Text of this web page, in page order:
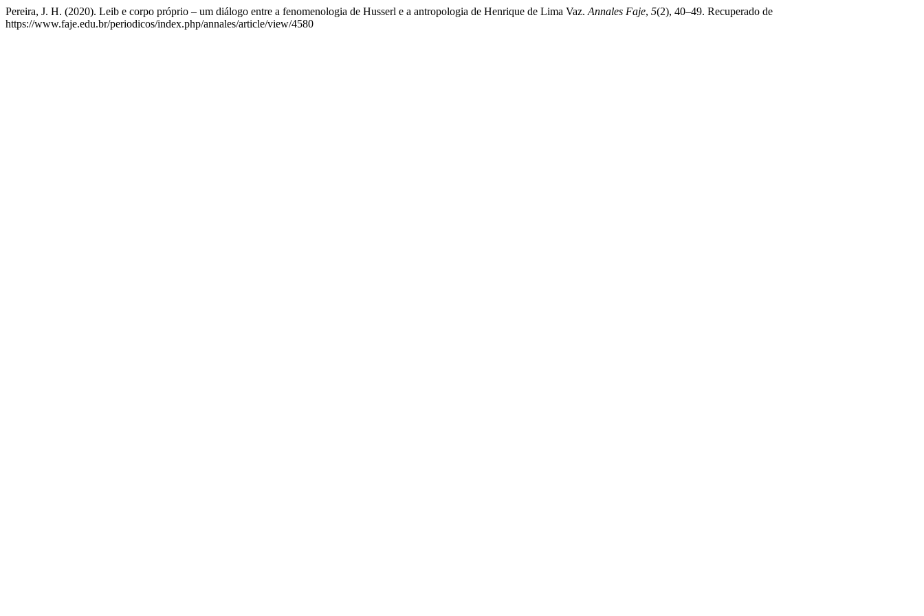
Pereira, J. H. (2020). Leib e corpo próprio – um diálogo entre a fenomenologia de Husserl e a antropologia de Henrique de Lima Vaz. Annales Faje, 5(2), 40–49. Recuperado de
https://www.faje.edu.br/periodicos/index.php/annales/article/view/4580